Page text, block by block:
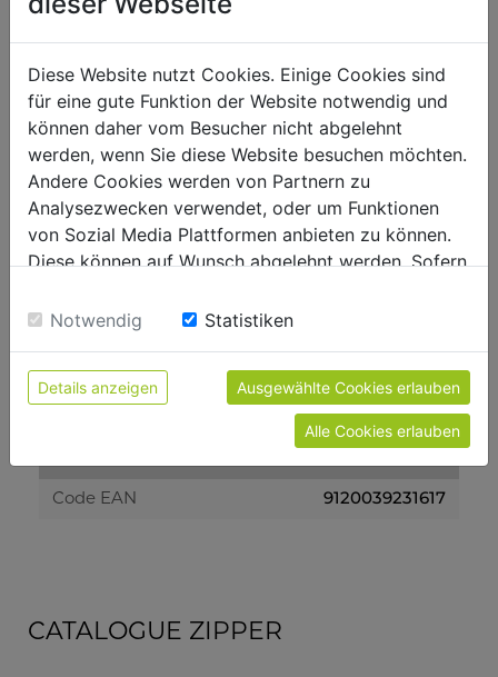
Machines pour la maconnerie béton
Poids
Poids brut kg 38
Poids net kg 36
emballage
Largeur emballage mm
Longueur emballage mm 530
Hauteur emballage mm 470
Code EAN 9120039231617
CATALOGUE ZIPPER
Diese Website nutzt Cookies. Einige Cookies sind
für eine gute Funktion der Website notwendig und
können daher vom Besucher nicht abgelehnt
werden, wenn Sie diese Website besuchen möchten.
Andere Cookies werden von Partnern zu
Analysezwecken verwendet, oder um Funktionen
von Sozial Media Plattformen anbieten zu können.
Diese können auf Wunsch abgelehnt werden. Sofern
Einwilligung zu unseren Cookies.
Notwendig Statistiken
Details anzeigen Ausgewählte Cookies erlauben
Alle Cookies erlauben